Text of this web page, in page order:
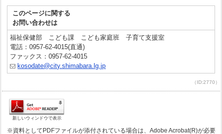
このページに関する
お問い合わせは
福祉保健部 こども課 こども家庭班 子育て支援室
電話：0957-62-4015(直通)
ファックス：0957-62-4015
kosodate@city.shimabara.lg.jp
（ID:2770）
新しいウィンドウで表示
※資料としてPDFファイルが添付されている場合は、Adobe Acrobat(R)が必要